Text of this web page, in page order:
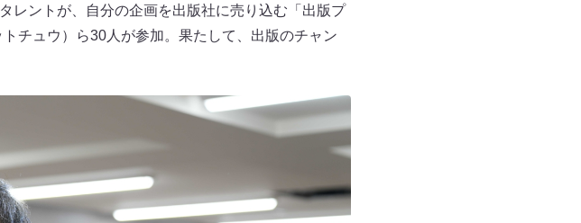
レントが、自分の企画を出版社に売り込む「出版プ
チュウ）ら30人が参加。果たして、出版のチャン